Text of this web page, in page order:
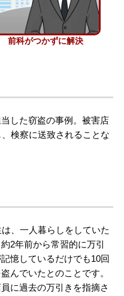
い
前科がつかずに解決
した窃盗の事例。被害店
検察に送致されることな
、一人暮らしをしていた
2年前から常習的に万引
憶しているだけでも10回
んでいたとのことです。
に過去の万引きを指摘さ